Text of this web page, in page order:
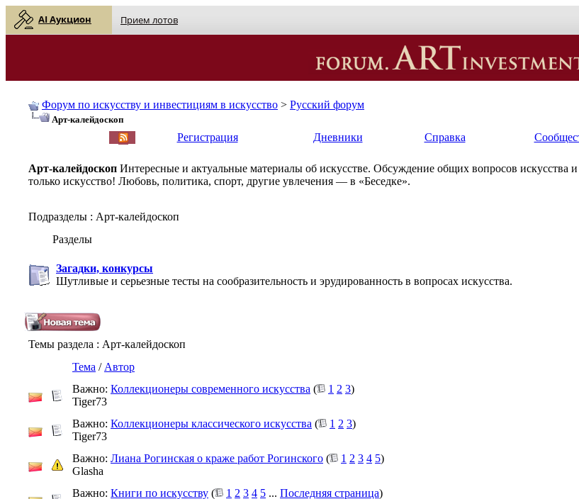
AI Аукцион Прием лотов
Форум по искусству и инвестициям в искусство > Русский форум
Арт-калейдоскоп
Регистрация Дневники Справка
Арт-калейдоскоп Интересные и актуальные материалы об искусстве. Обсуждение общих вопросов
только искусство! Любовь, политика, спорт, другие увлечения — в «Беседке».
Подразделы : Арт-калейдоскоп
Разделы
Загадки, конкурсы
Шутливые и серьезные тесты на сообразительность и эрудированность в вопросах искусства.
Темы раздела : Арт-калейдоскоп
Тема / Автор
Важно: Коллекционеры современного искусства ( 1 2 3)
Tiger73
Важно: Коллекционеры классического искусства ( 1 2 3)
Tiger73
Важно: Лиана Рогинская о краже работ Рогинского ( 1 2 3 4 5)
Glasha
Важно: Книги по искусству ( 1 2 3 4 5 ... Последняя страница)